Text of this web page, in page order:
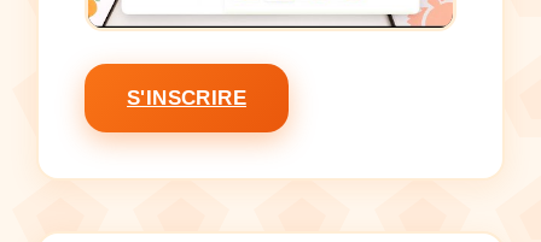
S'INSCRIRE